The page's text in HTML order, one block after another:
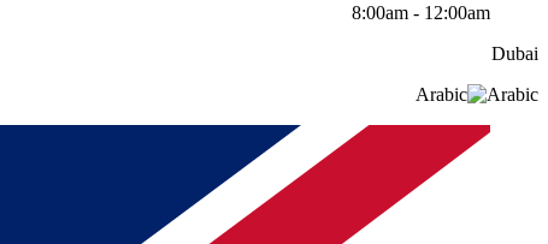
8:00am - 12:00am
Dubai
Arabic